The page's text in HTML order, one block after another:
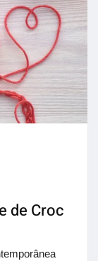
de Croc